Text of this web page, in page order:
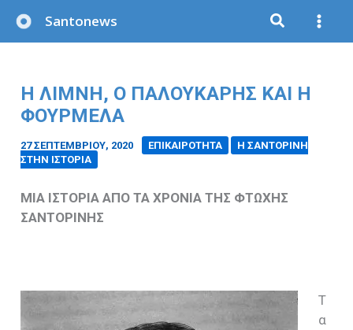
στο
Santonews
Η ΛΙΜΝΗ, Ο ΠΑΛΟΥΚΑΡΗΣ ΚΑΙ Η
ΦΟΥΡΜΕΛΑ
27 ΣΕΠΤΕΜΒΡΊΟΥ, 2020 ΕΠΙΚΑΙΡΟΤΗΤΑ
Η ΣΑΝΤΟΡΙΝΗ
ΣΤΗΝ ΙΣΤΟΡΙΑ
ΜΙΑ ΙΣΤΟΡΙΑ ΑΠΟ ΤΑ ΧΡΟΝΙΑ ΤΗΣ ΦΤΩΧΗΣ
ΣΑΝΤΟΡΙΝΗΣ
Τ
α